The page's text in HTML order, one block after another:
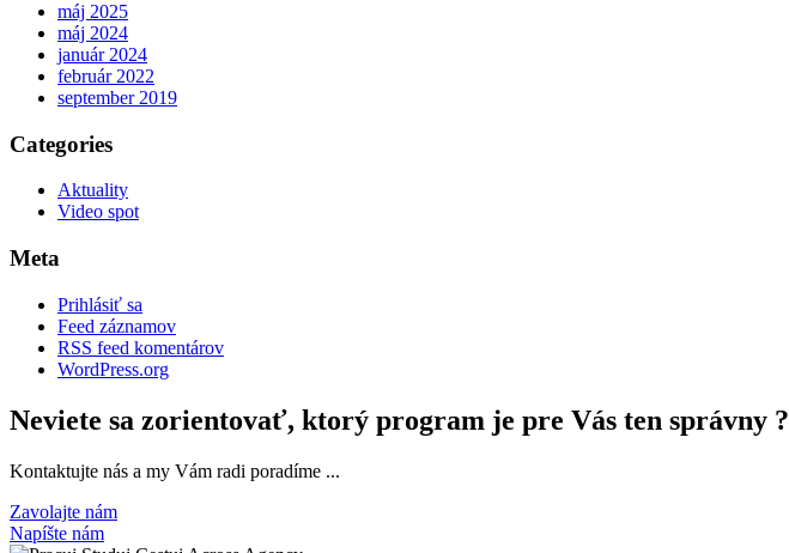
máj 2025
máj 2024
január 2024
február 2022
september 2019
Categories
Aktuality
Video spot
Meta
Prihlásiť sa
Feed záznamov
RSS feed komentárov
WordPress.org
Neviete sa zorientovať, ktorý program je pre Vás ten správny ?
Kontaktujte nás a my Vám radi poradíme ...
Zavolajte nám
Napíšte nám